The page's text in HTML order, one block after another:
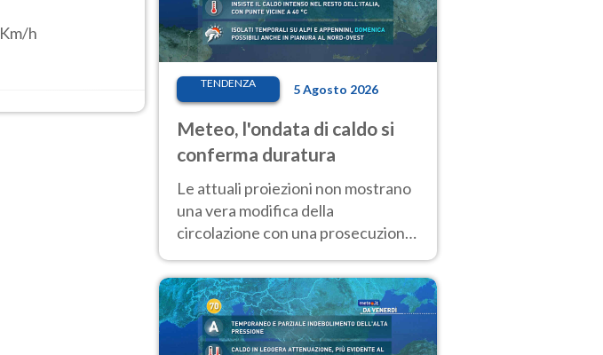
Km/h
TENDENZA 5 Agosto 2026
Meteo, l'ondata di caldo si
conferma duratura
Le attuali proiezioni non mostrano
una vera modifica della
circolazione con una prosecuzione
giorni, compresa la settimana di
Ferragosto